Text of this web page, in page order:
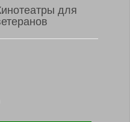
для